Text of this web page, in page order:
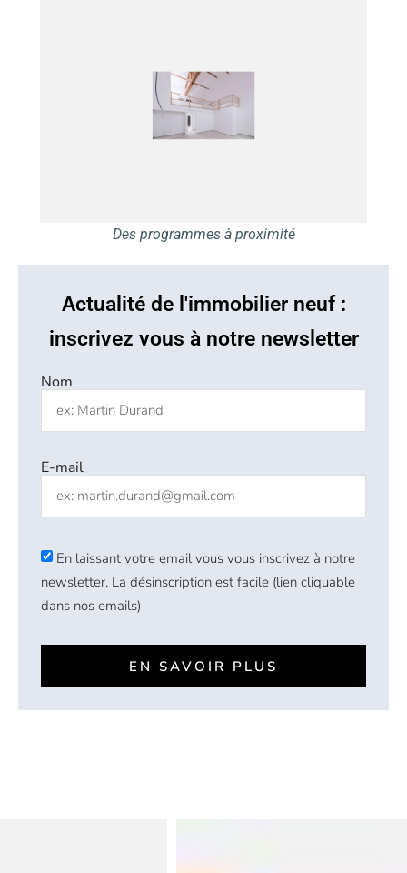
Des programmes à proximité
Actualité de l'immobilier neuf :
inscrivez vous à notre newsletter
Nom
E-mail
En laissant votre email vous vous inscrivez à notre
newsletter. La désinscription est facile (lien cliquable
dans nos emails)
EN SAVOIR PLUS